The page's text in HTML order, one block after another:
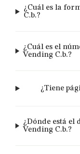
¿Cuál es la
C.b.?
¿Cuál es el
Vending C.b.?
¿Tiene
¿Dónde está el
Vending C.b.?